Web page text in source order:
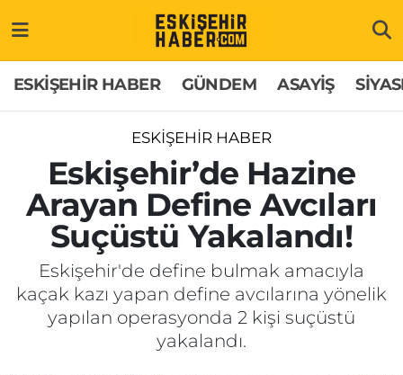
ESKİŞEHİR HABER GÜNDEM ASAYİŞ
ESKİŞEHİR HABER
Eskişehir’de Hazine
Arayan Define Avcıları
Suçüstü Yakalandı!
Eskişehir'de define bulmak amacıyla
kaçak kazı yapan define avcılarına yönelik
yapılan operasyonda 2 kişi suçüstü
yakalandı.
GÜNDEM
ASAYİŞ
SİYASET
EKONOMİ
SAĞLIK
Hakkımızda
İletişim
Künye
Odunpazarı Trafik Yoğunluk Haritası
Süper Lig Puan Durumu ve Fikstür
Tüm Manşetler
Son Dakika Haberleri
Haber Arşivi